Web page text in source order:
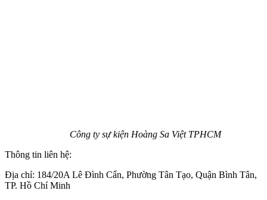
Công ty sự kiện Hoàng Sa Việt TPHCM
Thông tin liên hệ:
Địa chỉ: 184/20A Lê Đình Cẩn, Phường Tân Tạo, Quận Bình Tân,
TP. Hồ Chí Minh